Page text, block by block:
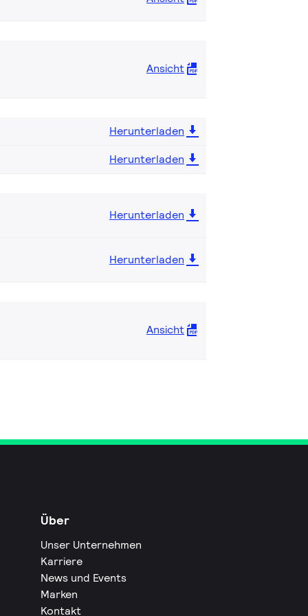
Ansicht
Herunterladen
Herunterladen
Herunterladen
Herunterladen
Ansicht
Über
Unser Unternehmen
Karriere
News und Events
Marken
Kontakt